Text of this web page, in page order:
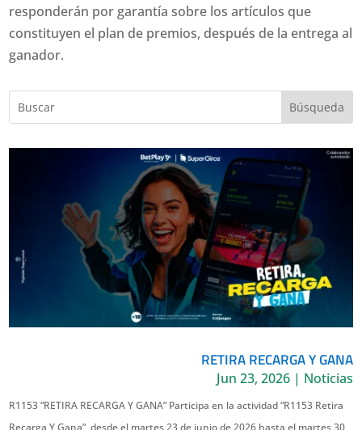
responderán por garantía sobre los artículos que
constituyen el plan de premios, después de la entrega al
ganador.
RETIRA RECARGA Y GANA
Jun 23, 2026| Noticias
R1153 “RETIRA RECARGA Y GANA” Participa en la actividad “R1153 Retira
Recarga Y Gana”, desde el martes 23 de junio de 2026 hasta el martes 30